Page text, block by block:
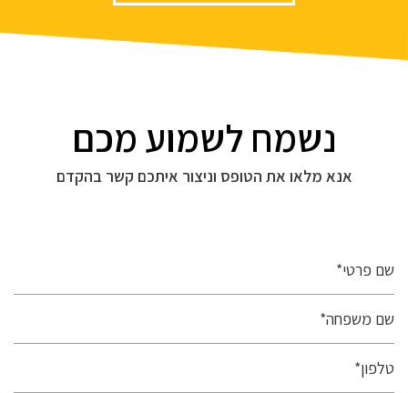
נשמח לשמוע מכם
אנא מלאו את הטופס וניצור איתכם קשר בהקדם